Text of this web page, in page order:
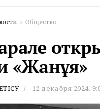
Общество
«Жанұя»
12 декабря 2024,